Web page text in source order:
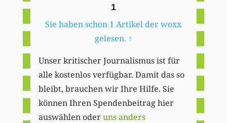
1
Sie haben schon 1 Artikel der woxx
gelesen. ↑
Unser kritischer Journalismus ist für
alle kostenlos verfügbar. Damit das so
bleibt, brauchen wir Ihre Hilfe. Sie
können Ihren Spendenbeitrag hier
auswählen oderuns anders